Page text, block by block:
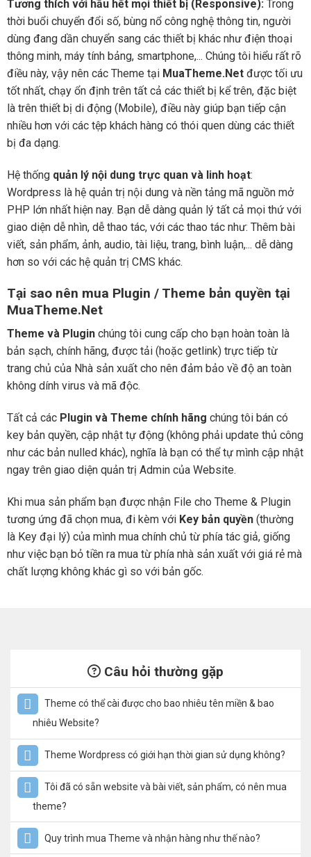
Tương thích với hầu hết mọi thiết bị (Responsive): Trong
thời buổi chuyển đổi số, bùng nổ công nghệ thông tin, người
dùng đang dần chuyển sang các thiết bị khác như điện thoại
thông minh, máy tính bảng, smartphone,... Chúng tôi hiểu rất rõ
điều này, vậy nên các Theme tại MuaTheme.Net được tối ưu
tốt nhất, chạy ổn định trên tất cả các thiết bị kể trên, đặc biệt
là trên thiết bị di động (Mobile), điều này giúp bạn tiếp cận
nhiều hơn với các tệp khách hàng có thói quen dùng các thiết
bị đa dạng.
Hệ thống quản lý nội dung trực quan và linh hoạt:
Wordpress là hệ quản trị nội dung và nền tảng mã nguồn mở
PHP lớn nhất hiện nay. Bạn dễ dàng quản lý tất cả mọi thứ với
giao diện dễ nhìn, dễ thao tác, với các thao tác như: Thêm bài
viết, sản phẩm, ảnh, audio, tài liệu, trang, bình luận,... dễ dàng
hơn so với các hệ quản trị CMS khác.
Tại sao nên mua Plugin / Theme bản quyền tại
MuaTheme.Net
Theme và Plugin chúng tôi cung cấp cho bạn hoàn toàn là
bản sạch, chính hãng, được tải (hoặc getlink) trực tiếp từ
trang chủ của Nhà sản xuất cho nên đảm bảo về độ an toàn
không dính virus và mã độc.
Tất cả các Plugin và Theme chính hãng chúng tôi bán có
key bản quyền, cập nhật tự động (không phải update thủ công
như các bản nulled khác), nghĩa là bạn có thể tự mình cập nhật
ngay trên giao diện quản trị Admin của Website.
Khi mua sản phẩm bạn được nhận File cho Theme & Plugin
tương ứng đã chọn mua, đi kèm với Key bản quyền (thường
là Key đại lý) của mình mua chính chủ từ phía tác giả, giống
như việc bạn bỏ tiền ra mua từ phía nhà sản xuất với giá rẻ mà
chất lượng không khác gì so với bản gốc.
Câu hỏi thường gặp
Theme có thể cài được cho bao nhiêu tên miền & bao
nhiêu Website?
Theme Wordpress có giới hạn thời gian sử dụng không?
Tôi đã có sẵn website và bài viết, sản phẩm, có nên mua
theme?
Quy trình mua Theme và nhận hàng như thế nào?